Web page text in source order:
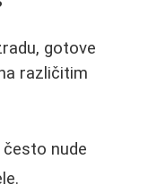
gotove
različitim
nude